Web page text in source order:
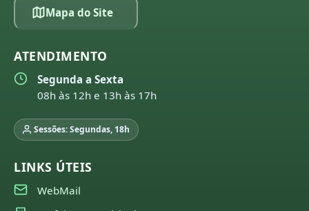
Mapa do Site
ATENDIMENTO
Segunda a Sexta
08h às 12h e 13h às 17h
Sessões: Segundas, 18h
LINKS ÚTEIS
WebMail